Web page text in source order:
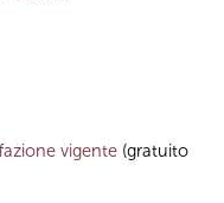
vigente (gratuito